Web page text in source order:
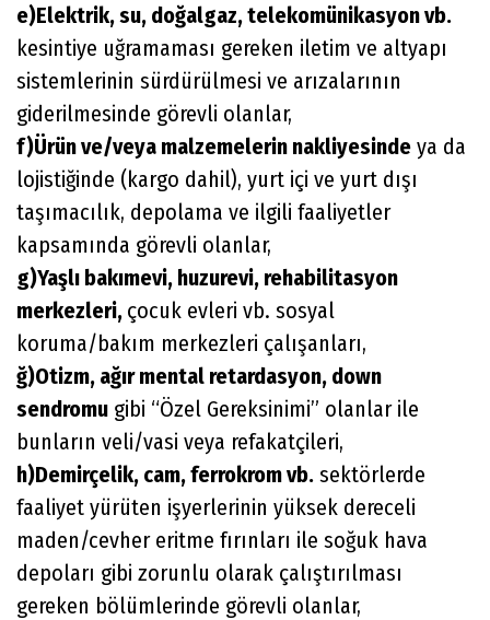
e)Elektrik, su, doğalgaz, telekomünikasyon vb.
kesintiye uğramaması gereken iletim ve altyapı
sistemlerinin sürdürülmesi ve arızalarının
giderilmesinde görevli olanlar,
f)Ürün ve/veya malzemelerin nakliyesinde ya da
lojistiğinde (kargo dahil), yurt içi ve yurt dışı
taşımacılık, depolama ve ilgili faaliyetler
kapsamında görevli olanlar,
g)Yaşlı bakımevi, huzurevi, rehabilitasyon
merkezleri, çocuk evleri vb. sosyal
koruma/bakım merkezleri çalışanları,
ğ)Otizm, ağır mental retardasyon, down
sendromu gibi “Özel Gereksinimi” olanlar ile
bunların veli/vasi veya refakatçileri,
h)Demirçelik, cam, ferrokrom vb. sektörlerde
faaliyet yürüten işyerlerinin yüksek dereceli
maden/cevher eritme fırınları ile soğuk hava
depoları gibi zorunlu olarak çalıştırılması
gereken bölümlerinde görevli olanlar,